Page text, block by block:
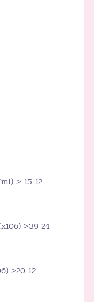
> 15 12
>39 24
>20 12